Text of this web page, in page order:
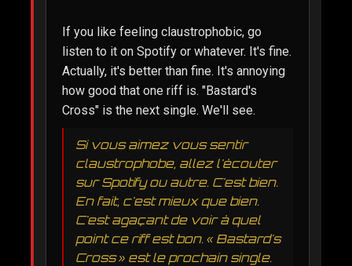
If you like feeling claustrophobic, go
listen to it on Spotify or whatever. It's fine.
Actually, it's better than fine. It's annoying
how good that one riff is. "Bastard's
Cross" is the next single. We'll see.
Si vous aimez vous sentir
claustrophobe, allez l'écouter
sur Spotify ou autre. C'est bien.
En fait, c'est mieux que bien.
C'est agaçant de voir à quel
point ce riff est bon. « Bastard's
Cross » est le prochain single.